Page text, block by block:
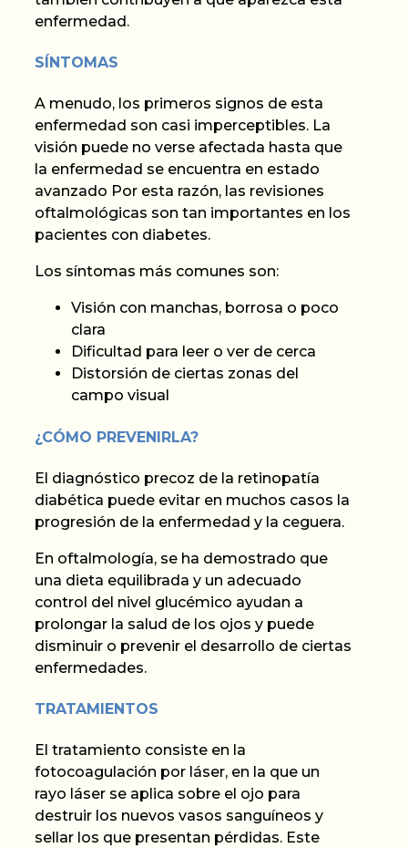
enfermedad.
SÍNTOMAS
A menudo, los primeros signos de esta
enfermedad son casi imperceptibles. La
visión puede no verse afectada hasta que
la enfermedad se encuentra en estado
avanzado Por esta razón, las revisiones
oftalmológicas son tan importantes en los
pacientes con diabetes.
Los síntomas más comunes son:
Visión con manchas, borrosa o poco
clara
Dificultad para leer o ver de cerca
Distorsión de ciertas zonas del
campo visual
¿CÓMO PREVENIRLA?
El diagnóstico precoz de la retinopatía
diabética puede evitar en muchos casos la
progresión de la enfermedad y la ceguera.
En oftalmología, se ha demostrado que
una dieta equilibrada y un adecuado
control del nivel glucémico ayudan a
prolongar la salud de los ojos y puede
disminuir o prevenir el desarrollo de ciertas
enfermedades.
TRATAMIENTOS
El tratamiento consiste en la
fotocoagulación por láser, en la que un
rayo láser se aplica sobre el ojo para
destruir los nuevos vasos sanguíneos y
sellar los que presentan pérdidas. Este